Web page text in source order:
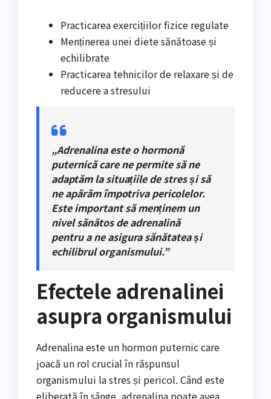
Practicarea exercițiilor fizice regulate
Menținerea unei diete sănătoase și
echilibrate
Practicarea tehnicilor de relaxare și de
reducere a stresului
„Adrenalina este o hormonă
puternică care ne permite să ne
adaptăm la situațiile de stres și să
ne apărăm împotriva pericolelor.
Este important să menținem un
nivel sănătos de adrenalină
pentru a ne asigura sănătatea și
echilibrul organismului.”
Efectele adrenalinei
asupra organismului
Adrenalina este un hormon puternic care
joacă un rol crucial în răspunsul
organismului la stres și pericol. Când este
eliberată în sânge, adrenalina poate avea